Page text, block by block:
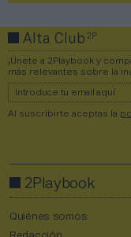
Alta Club2P
¡Únete a 2Playbook y
más relevantes sobre la
Al suscribirte aceptas la
2Playbook
Quiénes somos